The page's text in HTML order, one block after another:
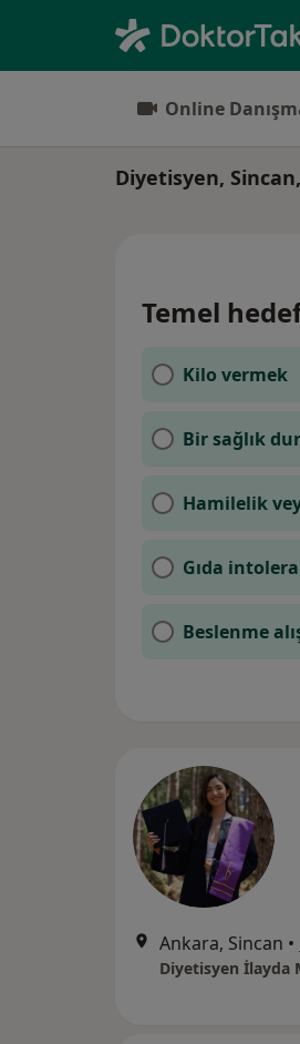
Online
Diyetisyen,
Temel
Kilo vermek
Bir sağlık
Hamilelik
Gıda
Beslenme
Ankara, Sincan •
Diyetisyen İlayda